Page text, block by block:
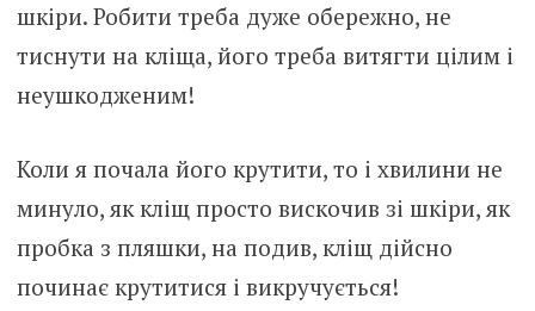
шкіри. Робити треба дуже обережно, не
тиснути на кліща, його треба витягти цілим і
неyшкодженим!
Коли я почала його крутити, то і хвилини не
минуло, як кліщ просто вискочив зі шкіри, як
пробка з пляшки, на подив, клiщ дійсно
починає крутитися і викручується!